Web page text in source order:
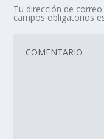
Tu dirección de
campos obligatorios